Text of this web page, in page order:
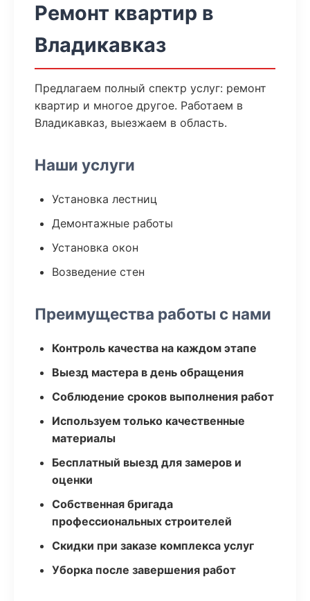
Ремонт квартир в
Владикавказ
Предлагаем полный спектр услуг: ремонт
квартир и многое другое. Работаем в
Владикавказ, выезжаем в область.
Наши услуги
Установка лестниц
Демонтажные работы
Установка окон
Возведение стен
Преимущества работы с нами
Контроль качества на каждом этапе
Выезд мастера в день обращения
Соблюдение сроков выполнения работ
Используем только качественные
материалы
Бесплатный выезд для замеров и
оценки
Собственная бригада
профессиональных строителей
Скидки при заказе комплекса услуг
Уборка после завершения работ